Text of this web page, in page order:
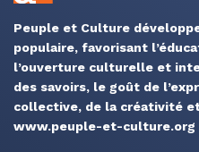
Peuple et Culture
populaire, favorisant
l’ouverture culturelle et
des savoirs, le goût de
collective, de la créativité
www.peuple-et-culture.org